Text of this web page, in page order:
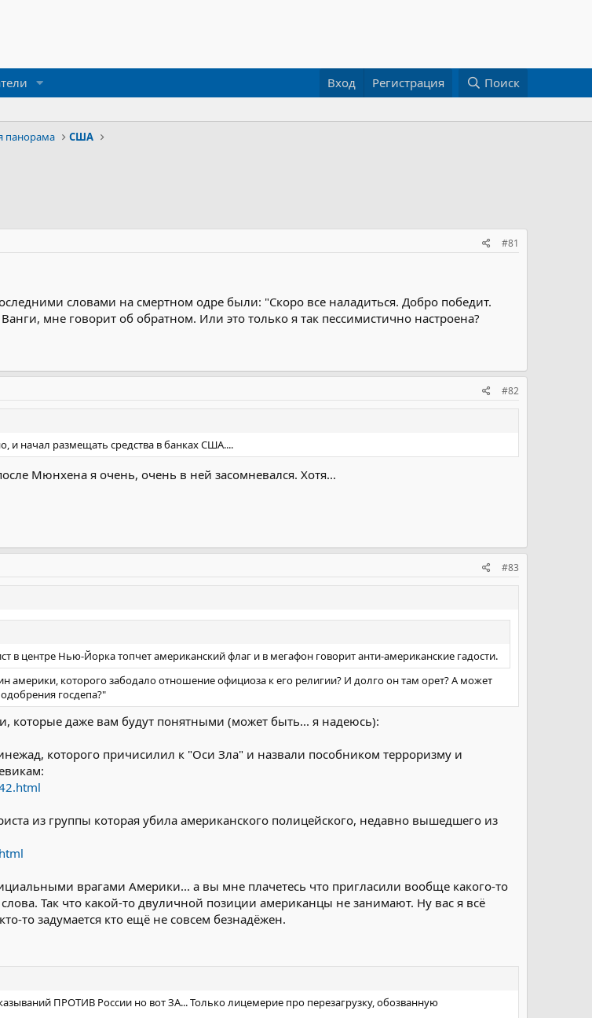
Вход Регистрация Поиск
панорама США
#81
словами на смертном одре были: "Скоро все наладиться. Добро победит.
мне говорит об обратном. Или это только я так пессимистично настроена?
#82
и начал размещать средства в банках США....
Мюнхена я очень, очень в ней засомневался. Хотя...
#83
в центре Нью-Йорка топчет американский флаг и в мегафон говорит анти-американские гадости.
америки, которого забодало отношение официоза к его религии? И долго он там орет? А может
госдепа?"
даже вам будут понятными (может быть... я надеюсь):
которого причисилил к "Оси Зла" и назвали пособником терроризму и
из группы которая убила американского полицейского, недавно вышедшего из
врагами Америки... а вы мне плачетесь что пригласили вообще какого-то
Так что какой-то двуличной позиции американцы не занимают. Ну вас я всё
то задумается кто ещё не совсем безнадёжен.
ПРОТИВ России но вот ЗА... Только лицемерие про перезагрузку, обозванную